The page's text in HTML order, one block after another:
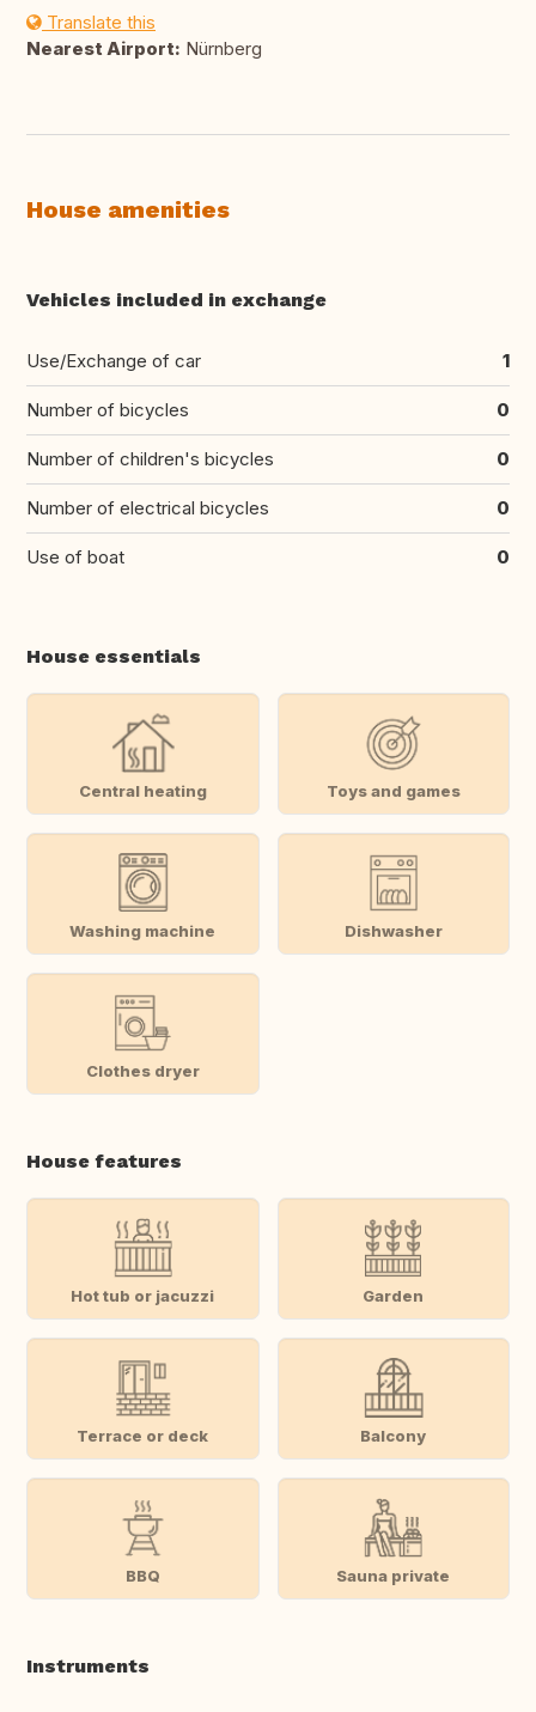
Translate this
Nearest Airport: Nürnberg
House amenities
Vehicles included in exchange
Use/Exchange of car 1
Number of bicycles 0
Number of children's bicycles 0
Number of electrical bicycles 0
Use of boat 0
House essentials
Central heating Toys and games
Washing machine Dishwasher
Clothes dryer
House features
Hot tub or jacuzzi Garden
Terrace or deck Balcony
BBQ Sauna private
Instruments